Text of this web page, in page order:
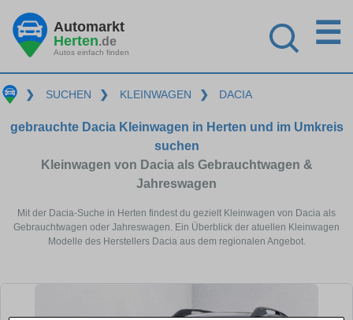
Automarkt
Herten.de
Autos einfach finden
☰
❯ SUCHEN ❯ KLEINWAGEN ❯ DACIA
gebrauchte Dacia Kleinwagen in Herten und im Umkreis
suchen
Kleinwagen von Dacia als Gebrauchtwagen &
Jahreswagen
Mit der Dacia-Suche in Herten findest du gezielt Kleinwagen von Dacia als
Gebrauchtwagen oder Jahreswagen. Ein Überblick der atuellen Kleinwagen
Modelle des Herstellers Dacia aus dem regionalen Angebot.